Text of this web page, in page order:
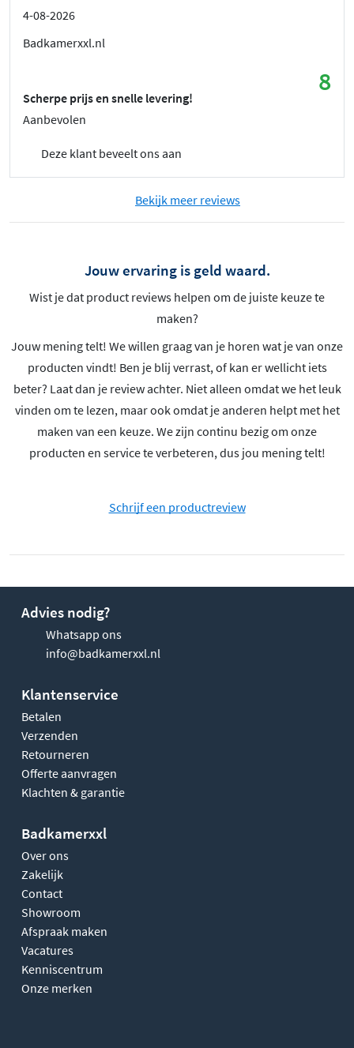
4-08-2026
Badkamerxxl.nl
8
Scherpe prijs en snelle levering!
Aanbevolen
Deze klant beveelt ons aan
Bekijk meer reviews
Jouw ervaring is geld waard.
Wist je dat product reviews helpen om de juiste keuze te
maken?
Jouw mening telt! We willen graag van je horen wat je van onze
producten vindt! Ben je blij verrast, of kan er wellicht iets
beter? Laat dan je review achter. Niet alleen omdat we het leuk
vinden om te lezen, maar ook omdat je anderen helpt met het
maken van een keuze. We zijn continu bezig om onze
producten en service te verbeteren, dus jou mening telt!
Schrijf een productreview
Advies nodig?
Whatsapp ons
info@badkamerxxl.nl
Klantenservice
Betalen
Verzenden
Retourneren
Offerte aanvragen
Klachten & garantie
Badkamerxxl
Over ons
Zakelijk
Contact
Showroom
Afspraak maken
Vacatures
Kenniscentrum
Onze merken